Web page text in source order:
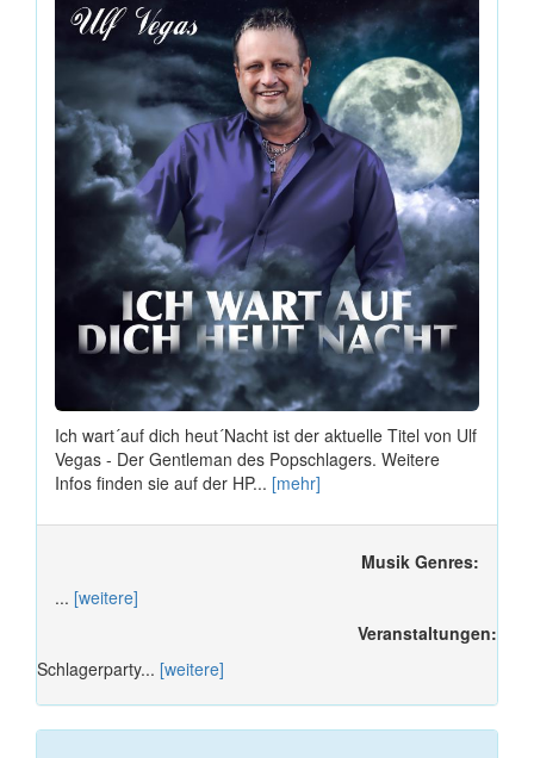
Ich wart´auf dich heut´Nacht ist der aktuelle Titel von Ulf
Vegas - Der Gentleman des Popschlagers. Weitere
Infos finden sie auf der HP... [mehr]
Musik Genres:
... [weitere]
Veranstaltungen:
Schlagerparty... [weitere]